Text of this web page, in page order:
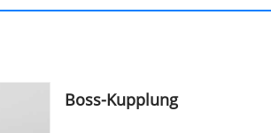
Boss-Kupplung